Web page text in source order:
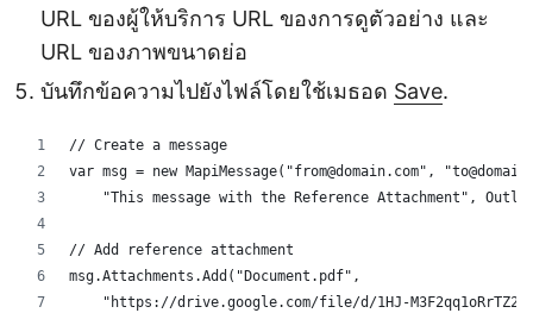
URL ของผู้ให้บริการ URL ของการดูตัวอย่าง และ
URL ของภาพขนาดย่อ
บันทึกข้อความไปยังไฟล์โดยใช้เมธอด Save.
// Create a message
var msg = new MapiMessage("from@domain.com",
"This message with the Reference Attachment",
// Add reference attachment
msg.Attachments.Add("Document.pdf",
"https://drive.google.com/file/d/1HJ-